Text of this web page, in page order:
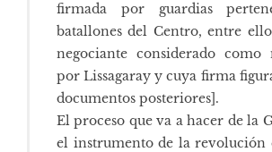
firmada por guardias
batallones del Centro, entre
negociante considerado como
por Lissagaray y cuya firma
documentos posteriores].
El proceso que va a hacer de la
el instrumento de la revolución